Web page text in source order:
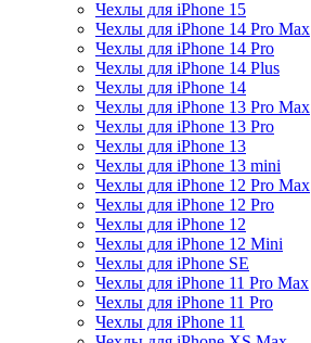
Чехлы для iPhone 15
Чехлы для iPhone 14 Pro Max
Чехлы для iPhone 14 Pro
Чехлы для iPhone 14 Plus
Чехлы для iPhone 14
Чехлы для iPhone 13 Pro Max
Чехлы для iPhone 13 Pro
Чехлы для iPhone 13
Чехлы для iPhone 13 mini
Чехлы для iPhone 12 Pro Max
Чехлы для iPhone 12 Pro
Чехлы для iPhone 12
Чехлы для iPhone 12 Mini
Чехлы для iPhone SE
Чехлы для iPhone 11 Pro Max
Чехлы для iPhone 11 Pro
Чехлы для iPhone 11